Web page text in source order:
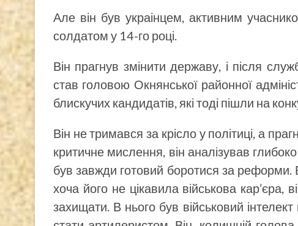
Але він був украінцем, активним
солдатом у 14-го році.
Він прагнув змінити державу, і після
став головою Окнянської районної
блискучих кандидатів, які тоді пішли на
Він не тримався за крісло у політиці, а
критичне мислення, він аналізував
був завжди готовий боротися за реформи.
хоча його не цікавила військова кар’єра,
захищати. В нього був військовий інтелект